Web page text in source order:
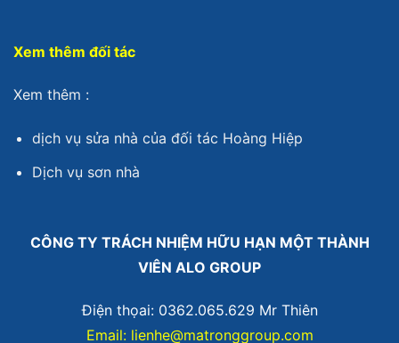
Xem thêm đối tác
Xem thêm :
dịch vụ sửa nhà của đối tác Hoàng Hiệp
Dịch vụ sơn nhà
CÔNG TY TRÁCH NHIỆM HỮU HẠN MỘT THÀNH
VIÊN ALO GROUP
Điện thọai: 0362.065.629 Mr Thiên
Email: lienhe@matronggroup.com